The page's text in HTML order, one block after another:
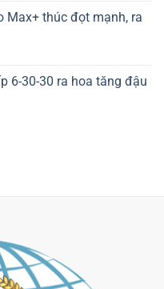
Max+ thúc đọt mạnh, ra
6-30-30 ra hoa tăng đậu